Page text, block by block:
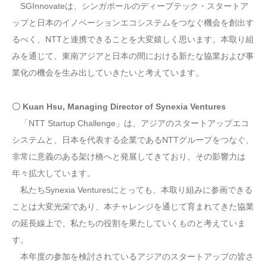
SGInnovateは、シンガポールのディープテック・スタートア
ップと日本のイノベーションエコシステムをつなぐ機会を創出す
るべく、NTTと連携できることを大変嬉しく思います。本取り組
みを通じて、東南アジアと日本の間における新たな協業および事
業化の機会を生み出していきたいと考えています。
〇 Kuan Hsu, Managing Director of Synexia Ventures
「NTT Startup Challenge」は、アジアのスタートアップエコ
システムと、日本を代表する企業であるNTTグループをつなぐ、
非常に意義のある架け橋へと発展してきており、その影響力は
年々拡大しています。
私たちSynexia Venturesにとっても、本取り組みに参画できる
ことは大変光栄であり、本チャレンジを通じて育まれてきた協業
の延長線上で、私たちの役割を果たしていくものと考えていま
す。
本年度の参加を検討されているアジアのスタートアップの皆さ